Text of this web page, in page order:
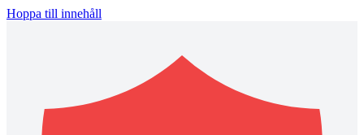
Hoppa till innehåll